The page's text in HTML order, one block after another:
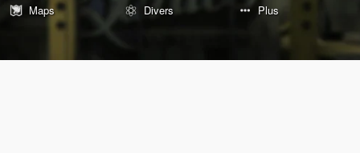
Maps
Divers Plus